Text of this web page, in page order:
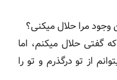
شتر در جواب می‎گوید همه اینها را که گفتی حلال می‎کنم، اما
یک‎بار با من کاری کردی که هرگز نمی‎توانم از تو درگذرم و تو را